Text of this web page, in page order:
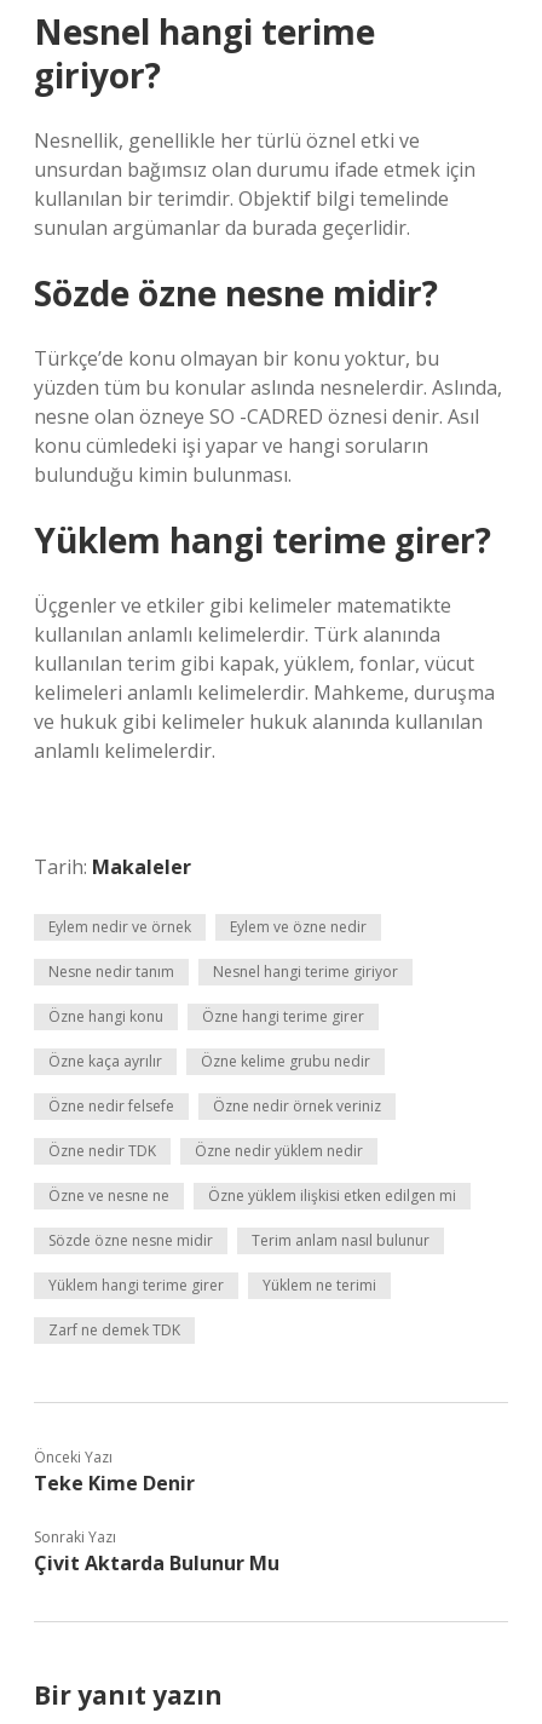
Nesnel hangi terime
giriyor?
Nesnellik, genellikle her türlü öznel etki ve
unsurdan bağımsız olan durumu ifade etmek için
kullanılan bir terimdir. Objektif bilgi temelinde
sunulan argümanlar da burada geçerlidir.
Sözde özne nesne midir?
Türkçe’de konu olmayan bir konu yoktur, bu
yüzden tüm bu konular aslında nesnelerdir. Aslında,
nesne olan özneye SO -CADRED öznesi denir. Asıl
konu cümledeki işi yapar ve hangi soruların
bulunduğu kimin bulunması.
Yüklem hangi terime girer?
Üçgenler ve etkiler gibi kelimeler matematikte
kullanılan anlamlı kelimelerdir. Türk alanında
kullanılan terim gibi kapak, yüklem, fonlar, vücut
kelimeleri anlamlı kelimelerdir. Mahkeme, duruşma
ve hukuk gibi kelimeler hukuk alanında kullanılan
anlamlı kelimelerdir.
Tarih: Makaleler
Eylem nedir ve örnek Eylem ve özne nedir
Nesne nedir tanım Nesnel hangi terime giriyor
Özne hangi konu Özne hangi terime girer
Özne kaça ayrılır Özne kelime grubu nedir
Özne nedir felsefe Özne nedir örnek veriniz
Özne nedir TDK Özne nedir yüklem nedir
Özne ve nesne ne Özne yüklem ilişkisi etken edilgen mi
Sözde özne nesne midir Terim anlam nasıl bulunur
Yüklem hangi terime girer Yüklem ne terimi
Zarf ne demek TDK
Önceki Yazı
Teke Kime Denir
Sonraki Yazı
Çivit Aktarda Bulunur Mu
Bir yanıt yazın